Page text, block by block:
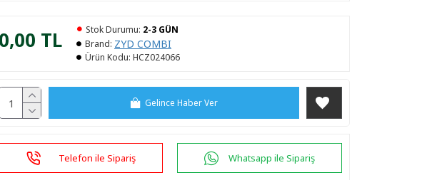
0,00 TL Stok Durumu: 2-3 GÜN
Brand: ZYD COMBI
Ürün Kodu: HCZ024066
Gelince Haber Ver
Telefon ile Sipariş Whatsapp ile Sipariş